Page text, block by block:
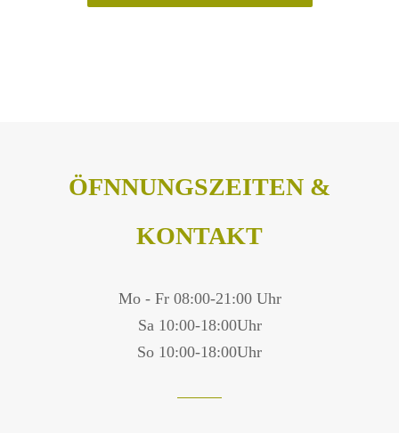
ÖFNNUNGSZEITEN &
KONTAKT
Mo - Fr 08:00-21:00 Uhr
Sa 10:00-18:00Uhr
So 10:00-18:00Uhr